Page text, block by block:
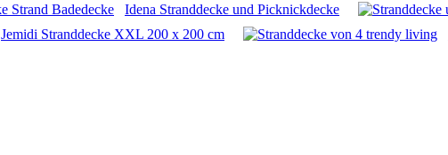
Idena Stranddecke und Picknickdecke
Jemidi Stranddecke XXL 200 x 200 cm